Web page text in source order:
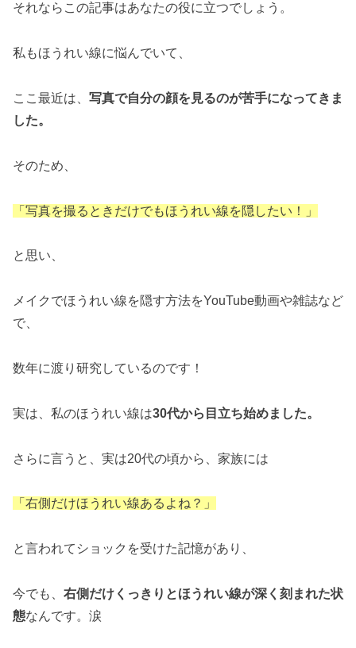
それならこの記事はあなたの役に立つでしょう。
私もほうれい線に悩んでいて、
ここ最近は、 写真で自分の顔を見るのが苦手になってきま
した。
そのため、
「写真を撮るときだけでもほうれい線を隠したい！」
と思い、
メイクでほうれい線を隠す方法をYouTube動画や雑誌など
で、
数年に渡り研究しているのです！
実は、私のほうれい線は30代から目立ち始めました。
さらに言うと、実は20代の頃から、家族には
「右側だけほうれい線あるよね？」
と言われてショックを受けた記憶があり、
今でも、 右側だけくっきりとほうれい線が深く刻まれた状
態なんです。涙